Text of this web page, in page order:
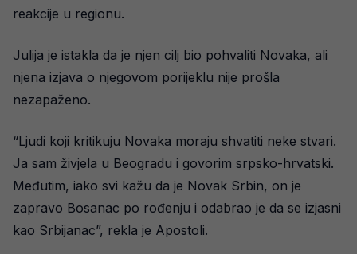
reakcije u regionu.
Julija je istakla da je njen cilj bio pohvaliti Novaka, ali
njena izjava o njegovom porijeklu nije prošla
nezapaženo.
“Ljudi koji kritikuju Novaka moraju shvatiti neke stvari.
Ja sam živjela u Beogradu i govorim srpsko-hrvatski.
Međutim, iako svi kažu da je Novak Srbin, on je
zapravo Bosanac po rođenju i odabrao je da se izjasni
kao Srbijanac”, rekla je Apostoli.